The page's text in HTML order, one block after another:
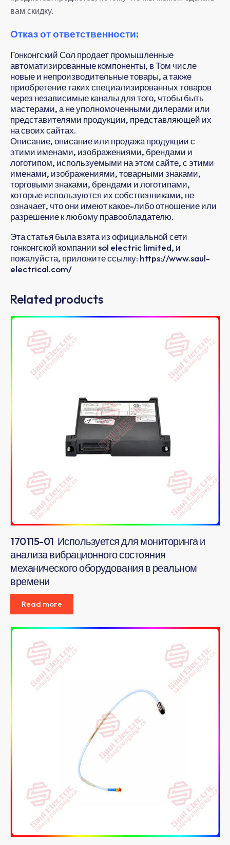
вам скидку.
Отказ от ответственности:
Гонконгский Сол продает промышленные
автоматизированные компоненты, в Том числе
новые и непроизводительные товары, а также
приобретение таких специализированных товаров
через независимые каналы для того, чтобы быть
мастерами, а не уполномоченными дилерами или
представителями продукции, представляющей их
на своих сайтах.
Описание, описание или продажа продукции с
этими именами, изображениями, брендами и
логотипом, используемыми на этом сайте, с этими
именами, изображениями, товарными знаками,
торговыми знаками, брендами и логотипами,
которые используются их собственниками, не
означает, что они имеют какое-либо отношение или
разрешение к любому правообладателю.
Эта статья была взята из официальной сети
гонконгской компании sol electric limited, и
пожалуйста, приложите ссылку: https://www.saul-
electrical.com/
Related products
170115-01 Используется для мониторинга и
анализа вибрационного состояния
механического оборудования в реальном
времени
Read more